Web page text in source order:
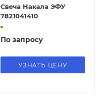
Свеча Накала ЭФУ
7821041410
По запросу
УЗНАТЬ ЦЕНУ